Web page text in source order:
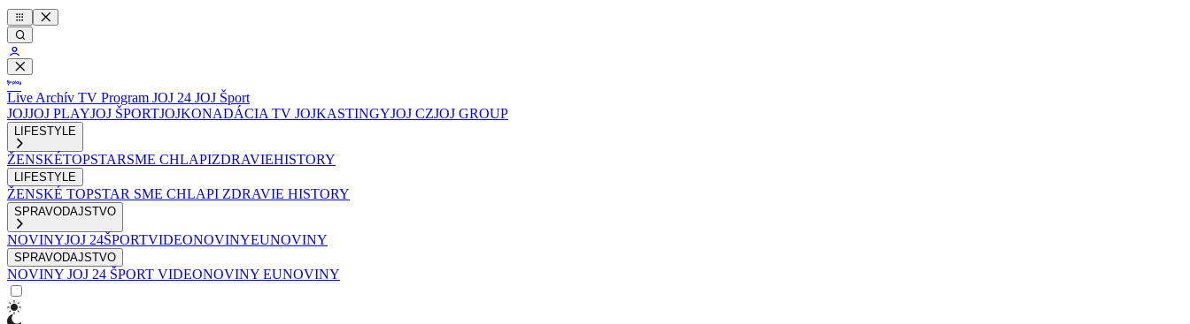
Live Archív TV Program JOJ 24 JOJ Šport
JOJJOJ PLAYJOJ ŠPORTJOJKONADÁCIA TV JOJKASTINGYJOJ CZJOJ GROUP
LIFESTYLE
ŽENSKÉTOPSTARSME CHLAPIZDRAVIEHISTORY
LIFESTYLE
ŽENSKÉ TOPSTAR SME CHLAPI ZDRAVIE HISTORY
SPRAVODAJSTVO
NOVINYJOJ 24ŠPORTVIDEONOVINYEUNOVINY
SPRAVODAJSTVO
NOVINY JOJ 24 ŠPORT VIDEONOVINY EUNOVINY